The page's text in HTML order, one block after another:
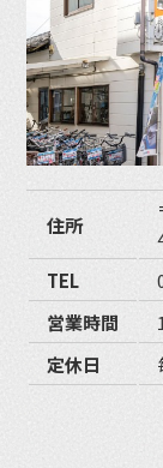
住所
TEL
営業時間
定休日